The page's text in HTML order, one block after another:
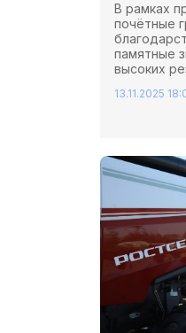
В рамках
почётные
памятные
высоких
13.11.2025